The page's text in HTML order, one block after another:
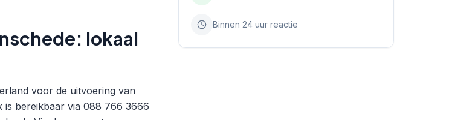
lokaal
voor de uitvoering van
is bereikbaar via 088 766 3666
Binnen 24 uur reactie